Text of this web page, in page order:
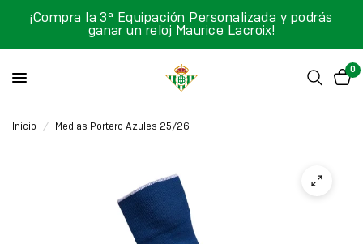
¡Compra la 3ª Equipación Personalizada y podrás
ganar un reloj Maurice Lacroix!
0
Inicio / Medias Portero Azules 25/26